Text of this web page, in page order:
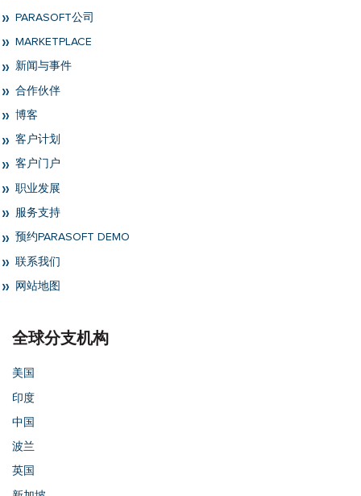
PARASOFT公司
MARKETPLACE
新闻与事件
合作伙伴
博客
客户计划
客户门户
职业发展
服务支持
预约PARASOFT DEMO
联系我们
网站地图
全球分支机构
美国
印度
中国
波兰
英国